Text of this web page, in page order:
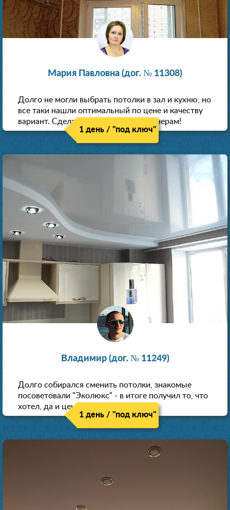
Мария Павловна (дог. № 11308)
Долго не могли выбрать потолки в зал и кухню, но
все таки нашли оптимальный по цене и качеству
вариант. Сделали скидку как пенсионерам!
1 день / "под ключ"
Владимир (дог. № 11249)
Долго собирался сменить потолки, знакомые
посоветовали "Эколюкс" - в итоге получил то, что
хотел, да и цена нормальная.
1 день / "под ключ"